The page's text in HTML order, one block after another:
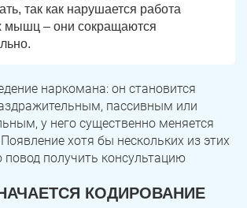
так как нарушается работа
мышц – они сокращаются
наркомана: он становится
пассивным или
у него существенно меняется
хотя бы нескольких из этих
повод получить консультацию
КОДИРОВАНИЕ